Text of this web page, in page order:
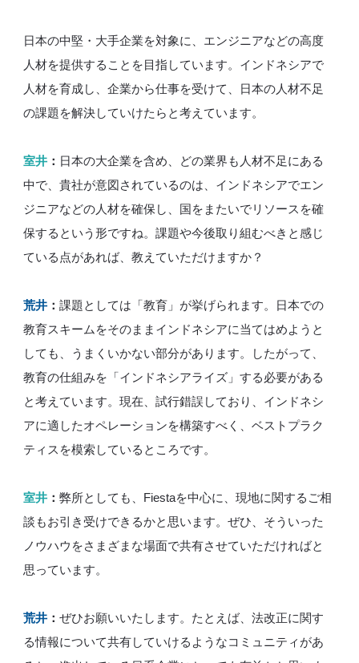
日本の中堅・大手企業を対象に、エンジニアなどの高度
人材を提供することを目指しています。インドネシアで
人材を育成し、企業から仕事を受けて、日本の人材不足
の課題を解決していけたらと考えています。
室井 ： 日本の大企業を含め、どの業界も人材不足にある
中で、貴社が意図されているのは、インドネシアでエン
ジニアなどの人材を確保し、国をまたいでリソースを確
保するという形ですね。課題や今後取り組むべきと感じ
ている点があれば、教えていただけますか？
荒井 ：課題としては「教育」が挙げられます。日本での
教育スキームをそのままインドネシアに当てはめようと
しても、うまくいかない部分があります。したがって、
教育の仕組みを「インドネシアライズ」する必要がある
と考えています。現在、試行錯誤しており、インドネシ
アに適したオペレーションを構築すべく、ベストプラク
ティスを模索しているところです。
室井 ：弊所としても、Fiestaを中心に、現地に関するご相
談もお引き受けできるかと思います。ぜひ、そういった
ノウハウをさまざまな場面で共有させていただければと
思っています。
荒井 ：ぜひお願いいたします。たとえば、法改正に関す
る情報について共有していけるようなコミュニティがあ